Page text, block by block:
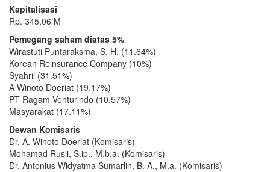
Kapitalisasi
Rp. 345,06 M
Pemegang saham diatas 5%
Wirastuti Puntaraksma, S. H. (11.64%)
Korean Reinsurance Company (10%)
Syahril (31.51%)
A Winoto Doeriat (19.17%)
PT Ragam Venturindo (10.57%)
Masyarakat (17.11%)
Dewan Komisaris
Dr. A. Winoto Doeriat (Komisaris)
Mohamad Rusli, S.ip., M.b.a. (Komisaris)
Dr. Antonius Widyatma Sumarlin, B. A., M.a. (Komisaris)